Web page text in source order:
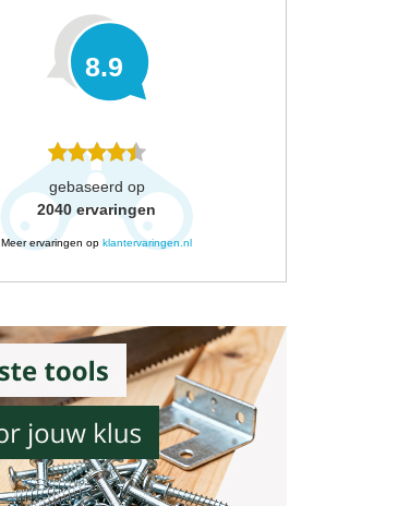
8.9
gebaseerd op
2040 ervaringen
Meer ervaringen op klantervaringen.nl